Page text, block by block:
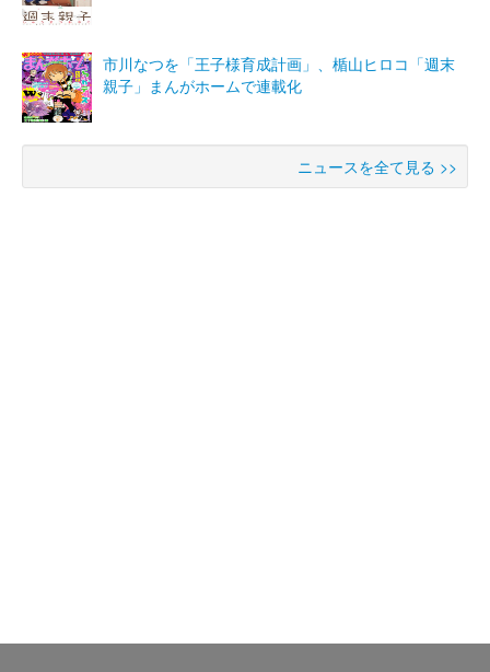
市川なつを「王子様育成計画」、楯山ヒロコ「週末
親子」まんがホームで連載化
ニュースを全て見る >>